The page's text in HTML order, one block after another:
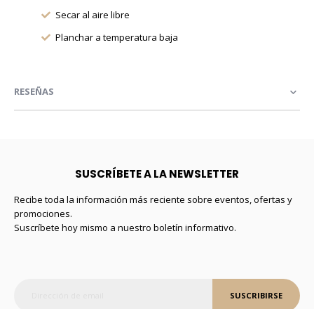
Secar al aire libre
Planchar a temperatura baja
RESEÑAS
SUSCRÍBETE A LA NEWSLETTER
Recibe toda la información más reciente sobre eventos, ofertas y
promociones.
Suscríbete hoy mismo a nuestro boletín informativo.
SUSCRIBIRSE